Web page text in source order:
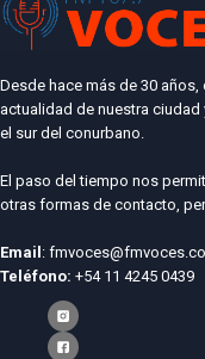
Desde hace más de 30
actualidad de nuestra
el sur del conurbano.
El paso del tiempo nos
otras formas de contacto,
Email:
Teléfono: +54 11 4245 0439